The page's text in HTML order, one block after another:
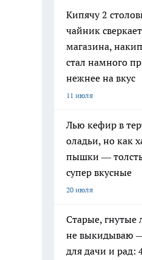
Кипячу 2
чайник
магазина,
стал намного
нежнее на вкус
11 июля
Лью кефир в
оладьи, но как
пышки —
супер вкусные
20 июля
Старые, гнутые
не выкидываю
для дачи и рад: